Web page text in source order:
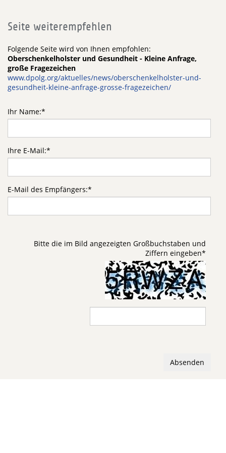
Seite weiterempfehlen
Folgende Seite wird von Ihnen empfohlen:
Oberschenkelholster und Gesundheit - Kleine Anfrage,
große Fragezeichen
www.dpolg.org/aktuelles/news/oberschenkelholster-und-
gesundheit-kleine-anfrage-grosse-fragezeichen/
Ihr Name:*
Ihre E-Mail:*
E-Mail des Empfängers:*
Bitte die im Bild angezeigten Großbuchstaben und
Ziffern eingeben*
Absenden